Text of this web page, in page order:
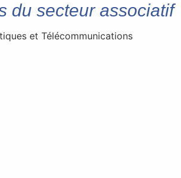
du secteur associatif
et Télécommunications